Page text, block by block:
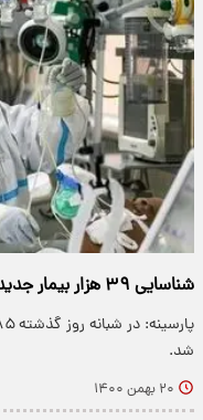
شناسایی ۳۹ هزار بیمار جدید کرونایی/۱۱۶ نفر دیگر فوت شدند
شد.
۲۰ بهمن ۱۴۰۰